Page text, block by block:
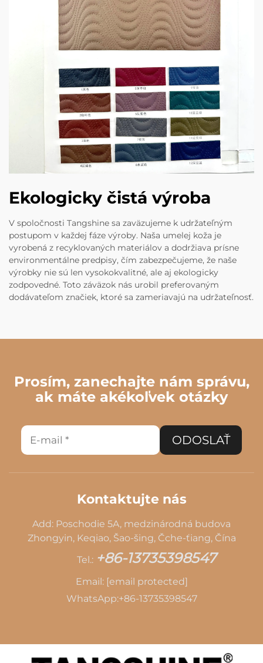
Ekologicky čistá výroba
V spoločnosti Tangshine sa zaväzujeme k udržateľným
postupom v každej fáze výroby. Naša umelej koža je
vyrobená z recyklovaných materiálov a dodržiava prísne
environmentálne predpisy, čím zabezpečujeme, že naše
výrobky nie sú len vysokokvalitné, ale aj ekologicky
zodpovedné. Toto záväzok nás urobil preferovaným
dodávateľom značiek, ktoré sa zameriavajú na udržateľnosť.
Prosím, zanechajte nám správu,
ak máte akékoľvek otázky
ODOSLAŤ
Kontaktujte nás
Add: Poschodie 5A, medzinárodná budova
Zhongyin, Keqiao, Šao-šing, Čche-ťiang, Čína
Tel.: +86-13735398547
Email: [email protected]
WhatsApp:+86-13735398547